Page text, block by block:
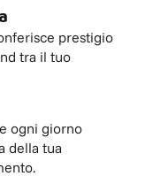
prestigio
tra il tuo
ogni giorno
della tua